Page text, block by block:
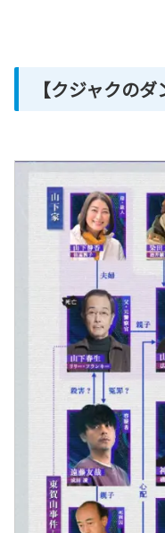
【クジャクの